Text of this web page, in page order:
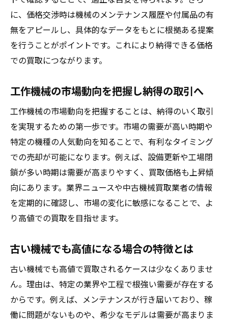
に、価格交渉時は機械のメンテナンス履歴や付属品の有
無をアピールし、具体的なデータをもとに根拠ある提案
を行うことがポイントです。これにより納得できる価格
での買取につながります。
工作機械の市場動向を把握し納得の取引へ
工作機械の市場動向を把握することは、納得のいく取引
を実現するための第一歩です。市場の需要が高い時期や
特定の機種の人気動向を知ることで、有利なタイミング
での売却が可能になります。例えば、設備更新や工場閉
鎖が多い時期は需要が高まりやすく、買取価格も上昇傾
向にあります。業界ニュースや中古機械買取業者の情報
を定期的に確認し、市場の変化に敏感になることで、よ
り高値での買取を目指せます。
古い機械でも高値になる場合の特徴とは
古い機械でも高値で買取されるケースは少なくありませ
ん。理由は、特定の業界や工程で根強い需要が存在する
からです。例えば、メンテナンスが行き届いており、稼
働に問題がないものや、希少なモデルは需要が高まりま